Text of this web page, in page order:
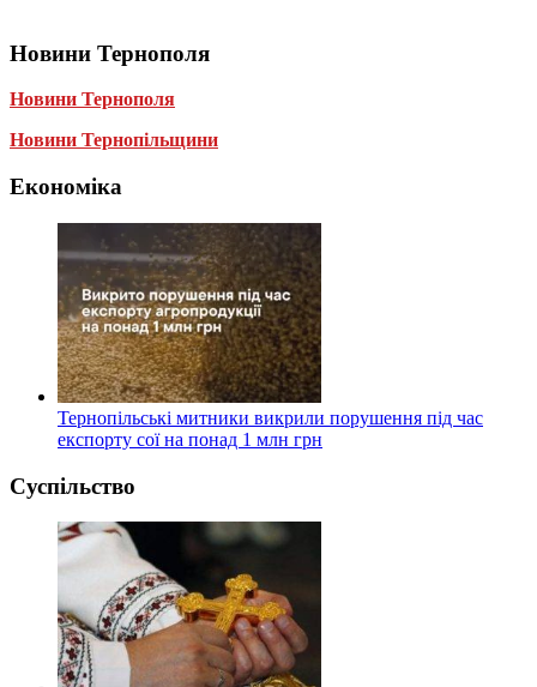
Новини Тернополя
Новини Тернополя
Новини Тернопільщини
Економіка
Тернопільські митники викрили порушення під час
експорту сої на понад 1 млн грн
Суспільство